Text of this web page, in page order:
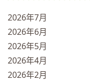
2026年7月
2026年6月
2026年5月
2026年4月
2026年2月